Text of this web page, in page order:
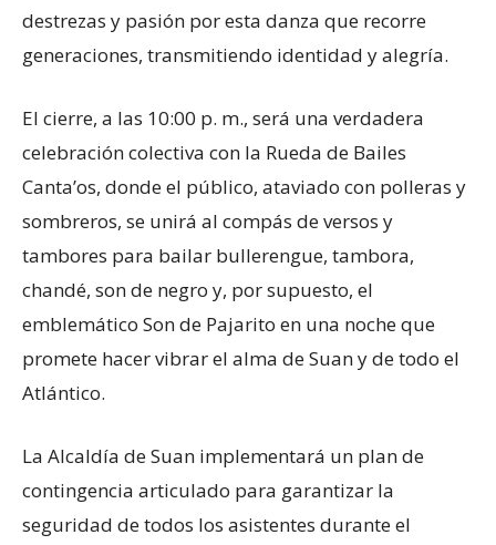
destrezas y pasión por esta danza que recorre
generaciones, transmitiendo identidad y alegría.
El cierre, a las 10:00 p. m., será una verdadera
celebración colectiva con la Rueda de Bailes
Canta’os, donde el público, ataviado con polleras y
sombreros, se unirá al compás de versos y
tambores para bailar bullerengue, tambora,
chandé, son de negro y, por supuesto, el
emblemático Son de Pajarito en una noche que
promete hacer vibrar el alma de Suan y de todo el
Atlántico.
La Alcaldía de Suan implementará un plan de
contingencia articulado para garantizar la
seguridad de todos los asistentes durante el